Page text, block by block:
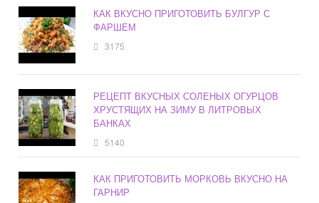
КАК ВКУСНО ПРИГОТОВИТЬ БУЛГУР С
ФАРШЕМ
3175
РЕЦЕПТ ВКУСНЫХ СОЛЕНЫХ ОГУРЦОВ
ХРУСТЯЩИХ НА ЗИМУ В ЛИТРОВЫХ
БАНКАХ
5140
КАК ПРИГОТОВИТЬ МОРКОВЬ ВКУСНО НА
ГАРНИР